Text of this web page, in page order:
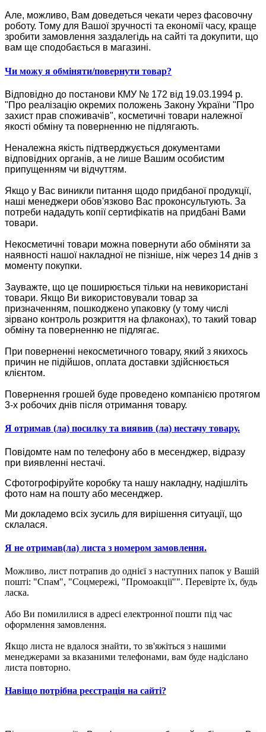
Але, можливо, Вам доведеться чекати через фасовочну
роботу. Тому для Вашої зручності та економії часу, краще
зробити замовлення заздалегідь на сайті та докупити, що
вам ще сподобається в магазині.
Чи можу я обміняти/повернути товар?
Відповідно до постанови КМУ № 172 від 19.03.1994 р.
"Про реалізацію окремих положень Закону України "Про
захист прав споживачів", косметичні товари належної
якості обміну та поверненню не підлягають.
Неналежна якість підтверджується документами
відповідних органів, а не лише Вашим особистим
припущенням чи відчуттям.
Якщо у Вас виникли питання щодо придбаної продукції,
наші менеджери обов'язково Вас проконсультують. За
потреби нададуть копії сертифікатів на придбані Вами
товари.
Некосметичні товари можна повернути або обміняти за
наявності нашої накладної не пізніше, ніж через 14 днів з
моменту покупки.
Зауважте, що це поширюється тільки на невикористані
товари. Якщо Ви використовували товар за
призначенням, пошкоджено упаковку (у тому числі
зірвано контроль розкриття на флаконах), то такий товар
обміну та поверненню не підлягає.
При поверненні некосметичного товару, який з якихось
причин не підійшов, оплата доставки здійснюється
клієнтом.
Повернення грошей буде проведено компанією протягом
3-х робочих днів після отримання товару.
Я отримав (ла) посилку та виявив (ла) нестачу товару.
Повідомте нам по телефону або в месенджер, відразу
при виявленні нестачі.
Сфотогрофіруйте коробку та нашу накладну, надішліть
фото нам на пошту або месенджер.
Ми докладемо всіх зусиль для вирішення ситуації, що
склалася.
Я не отримав(ла) листа з номером замовлення.
Можливо, лист потрапив до однієї з наступних папок у Вашій
пошті: "Спам", "Соцмережі, "Промоакції"". Перевірте їх, будь
ласка.
Або Ви помилилися в адресі електронної пошти під час
оформлення замовлення.
Якщо листа не вдалося знайти, то зв'яжіться з нашими
менеджерами за вказаними телефонами, вам буде надіслано
листа повторно.
Навіщо потрібна реєстрація на сайті?